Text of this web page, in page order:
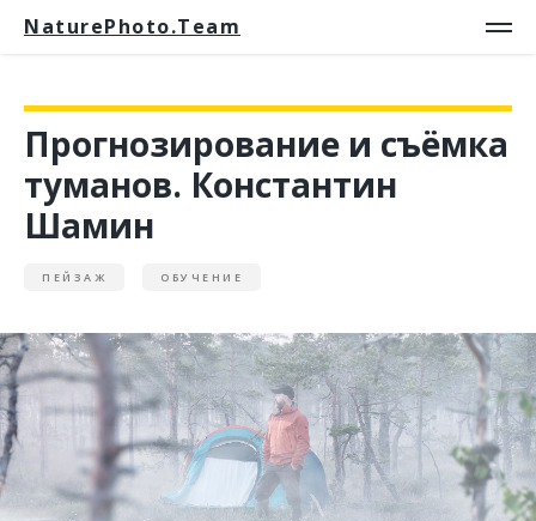
NaturePhoto.Team
Прогнозирование и съёмка
туманов. Константин
Шамин
ПЕЙЗАЖ ОБУЧЕНИЕ